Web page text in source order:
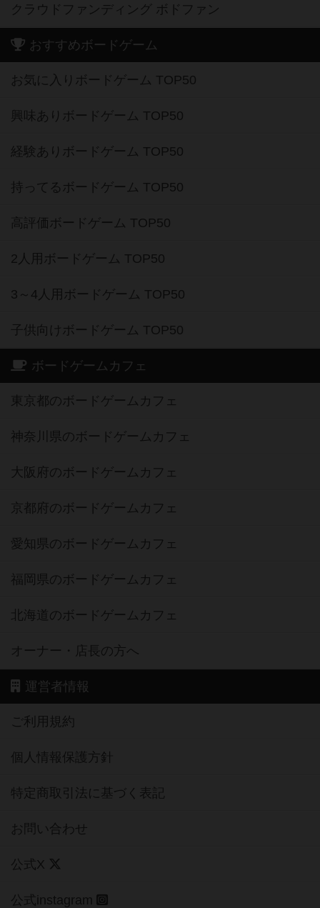
クラウドファンディング ボドファン
おすすめボードゲーム
お気に入りボードゲーム TOP50
興味ありボードゲーム TOP50
経験ありボードゲーム TOP50
持ってるボードゲーム TOP50
高評価ボードゲーム TOP50
2人用ボードゲーム TOP50
3～4人用ボードゲーム TOP50
子供向けボードゲーム TOP50
ボードゲームカフェ
東京都のボードゲームカフェ
神奈川県のボードゲームカフェ
大阪府のボードゲームカフェ
京都府のボードゲームカフェ
愛知県のボードゲームカフェ
福岡県のボードゲームカフェ
北海道のボードゲームカフェ
オーナー・店長の方へ
運営者情報
ご利用規約
個人情報保護方針
特定商取引法に基づく表記
お問い合わせ
公式X
公式instagram